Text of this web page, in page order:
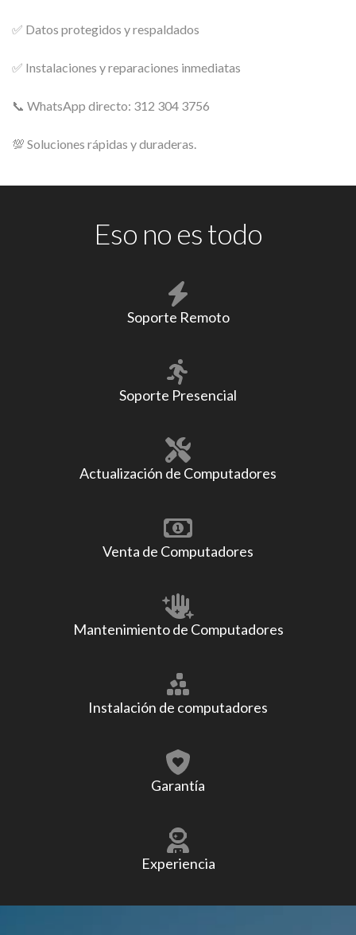
✅ Datos protegidos y respaldados
✅ Instalaciones y reparaciones inmediatas
📞 WhatsApp directo: 312 304 3756
💯 Soluciones rápidas y duraderas.
Eso no es todo
Soporte Remoto
Soporte Presencial
Actualización de Computadores
Venta de Computadores
Mantenimiento de Computadores
Instalación de computadores
Garantía
Experiencia